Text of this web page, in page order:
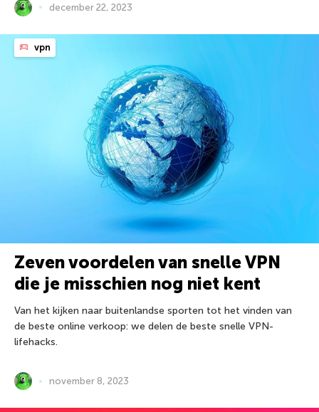
december 22, 2023
vpn
Zeven voordelen van snelle VPN
die je misschien nog niet kent
Van het kijken naar buitenlandse sporten tot het vinden van
de beste online verkoop: we delen de beste snelle VPN-
lifehacks.
november 8, 2023